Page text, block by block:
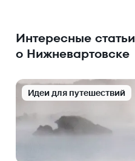
Интересные статьи
о Нижневартовске
Идеи для путешествий